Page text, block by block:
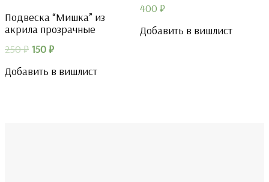
Подвеска “Мишка” из
акрила прозрачные
250₽ Первоначальная
150₽Текущая
Добавить в вишлист
400 ₽
Добавить в вишлист